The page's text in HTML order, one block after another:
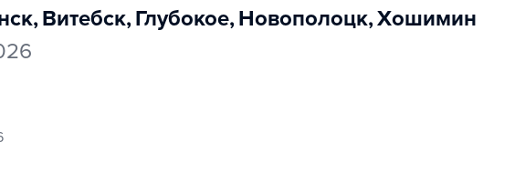
, Витебск, Глубокое, Новополоцк,
Хошимин